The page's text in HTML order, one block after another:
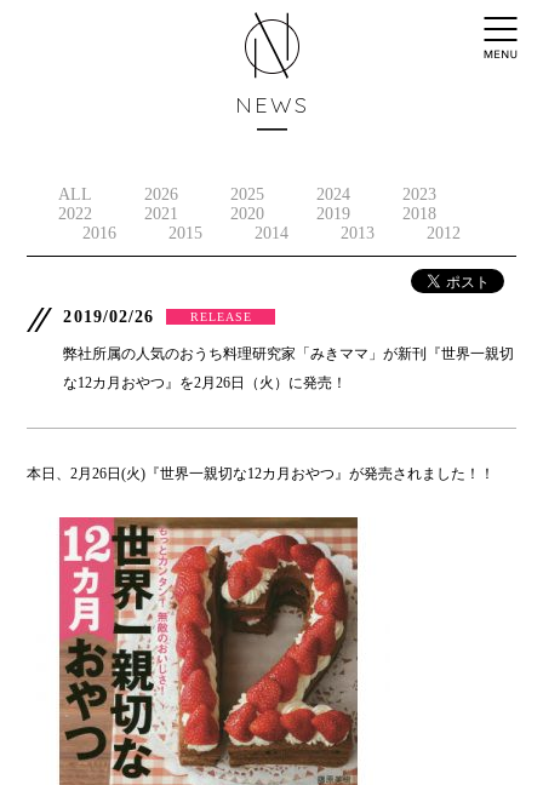
NEWS
ALL 2026 2025 2024
2023
2022
2021 2020 2019
2018
2016
2015 2014 2013 2012
2019/02/26 RELEASE
弊社所属の人気のおうち料理研究家「みきママ」が新刊『世界一親切
な12カ月おやつ』を2月26日（火）に発売！
本日、2月26日(火)『世界一親切な12カ月おやつ』が発売されました！！